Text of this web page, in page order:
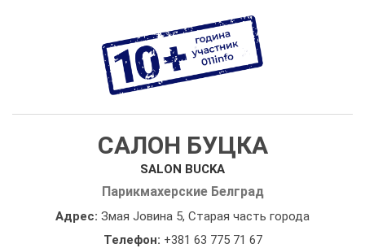
САЛОН БУЦКА
SALON BUCKA
Парикмахерские Белград
Адрес: Змая Јовина 5, Старая часть города
Телефон: +381 63 775 71 67